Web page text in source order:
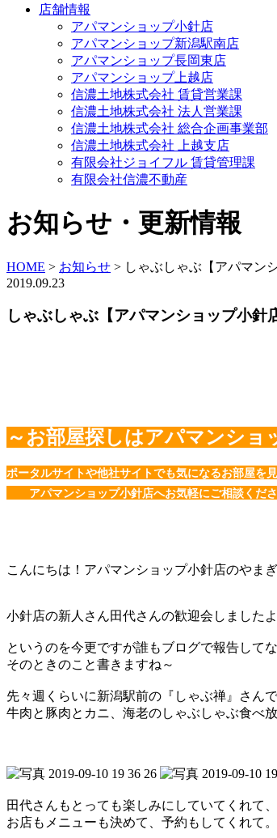
店舗情報
アパマンショップ小針店
アパマンショップ新潟駅南店
アパマンショップ長岡東店
アパマンショップ上越店
信濃土地株式会社 賃貸営業課
信濃土地株式会社 法人営業課
信濃土地株式会社 総合企画事業部
信濃土地株式会社 上越支店
有限会社ジョイフル 賃貸管理課
有限会社信濃不動産
お知らせ・更新情報
HOME > お知らせ > しゃぶしゃぶ【アパマン
2019.09.23
しゃぶしゃぶ【アパマンショップ小針
～お部屋探しはアパマンショ
ポータルサイトや他社サイトでも気になるお部屋を
アパマンショップ小針店へお気軽にご相談くだ
こんにちは！アパマンショップ小針店のやま
小針店の新人さん田代さんの歓迎会しました
というのを今更ですが誰もブログで報告して
そのときのこと書きますね～
先々週くらいに新潟駅前の『しゃぶ禅』さん
牛肉と豚肉とカニ、海老のしゃぶしゃぶ食べ放
田代さんもとっても楽しみにしていてくれて、
お店もメニューも決めて、予約もしてくれて